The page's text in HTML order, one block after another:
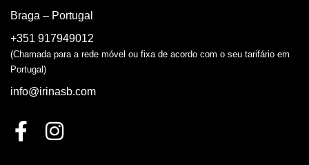
Braga – Portugal
+351 917949012
(Chamada para a rede móvel ou fixa de acordo com o seu tarifário em
Portugal)
info@irinasb.com